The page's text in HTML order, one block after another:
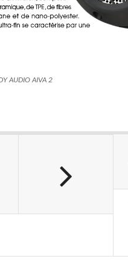
AUDIO AIVA 2